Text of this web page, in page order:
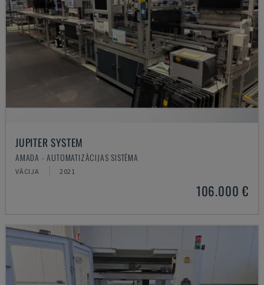
JUPITER SYSTEM
AMADA - AUTOMATIZĀCIJAS SISTĒMA
VĀCIJA 2021
106.000 €